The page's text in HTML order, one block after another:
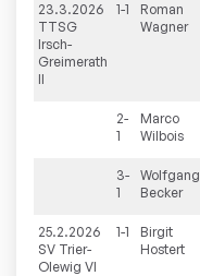
23.3.2026
TTSG
Irsch-
Greimerath
II
1-1
Roman
Wagner
2-
1
Marco
Wilbois
3-
1
Wolfgang
Becker
25.2.2026
SV Trier-
Olewig VI
1-1
Birgit
Hostert